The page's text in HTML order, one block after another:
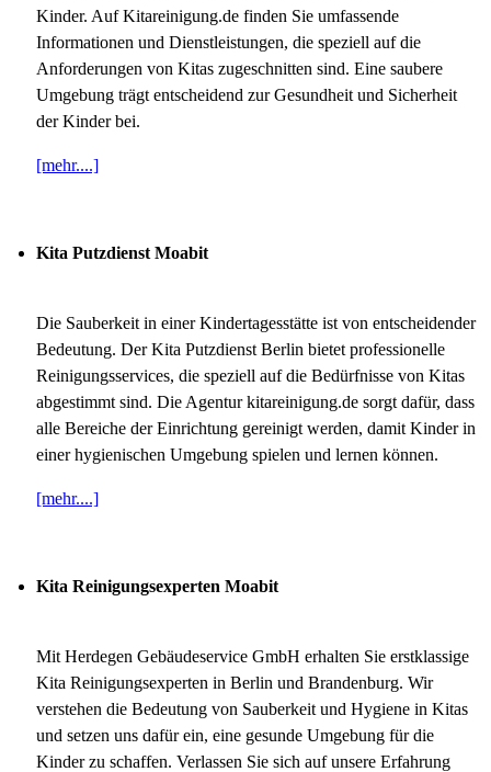
Kinder. Auf Kitareinigung.de finden Sie umfassende
Informationen und Dienstleistungen, die speziell auf die
Anforderungen von Kitas zugeschnitten sind. Eine saubere
Umgebung trägt entscheidend zur Gesundheit und Sicherheit
der Kinder bei.
[mehr....]
Kita Putzdienst Moabit
Die Sauberkeit in einer Kindertagesstätte ist von entscheidender
Bedeutung. Der Kita Putzdienst Berlin bietet professionelle
Reinigungsservices, die speziell auf die Bedürfnisse von Kitas
abgestimmt sind. Die Agentur kitareinigung.de sorgt dafür, dass
alle Bereiche der Einrichtung gereinigt werden, damit Kinder in
einer hygienischen Umgebung spielen und lernen können.
[mehr....]
Kita Reinigungsexperten Moabit
Mit Herdegen Gebäudeservice GmbH erhalten Sie erstklassige
Kita Reinigungsexperten in Berlin und Brandenburg. Wir
verstehen die Bedeutung von Sauberkeit und Hygiene in Kitas
und setzen uns dafür ein, eine gesunde Umgebung für die
Kinder zu schaffen. Verlassen Sie sich auf unsere Erfahrung